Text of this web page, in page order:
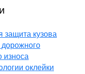
защита кузова
износа
оклейки